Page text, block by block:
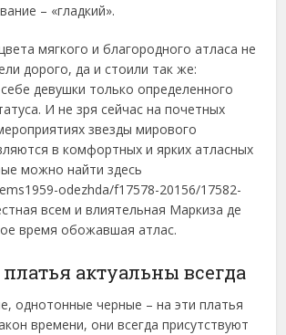
– «гладкий».
мягкого и благородного атласа не
дорого, да и стоили так же:
девушки только определенного
И не зря сейчас на почетных
звезды мирового
в комфортных и ярких атласных
можно найти здесь
odezhda/f17578-20156/17582-
всем и влиятельная Маркиза де
время обожавшая атлас.
актуальны всегда
однотонные черные – на эти платья
времени, они всегда присутствуют